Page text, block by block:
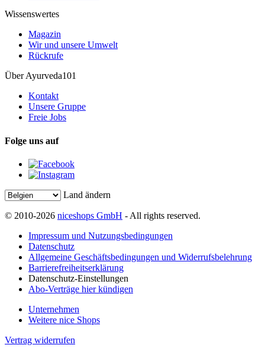
Wissenswertes
Magazin
Wir und unsere Umwelt
Rückrufe
Über Ayurveda101
Kontakt
Unsere Gruppe
Freie Jobs
Folge uns auf
Land ändern
© 2010-2026 niceshops GmbH - All rights reserved.
Impressum und Nutzungsbedingungen
Datenschutz
Allgemeine Geschäftsbedingungen und Widerrufsbelehrung
Barrierefreiheitserklärung
Datenschutz-Einstellungen
Abo-Verträge hier kündigen
Unternehmen
Weitere nice Shops
Vertrag widerrufen